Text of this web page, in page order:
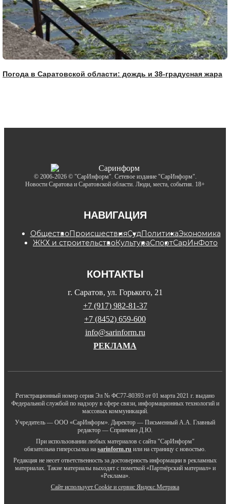
Погода в Саратовской области: дождь и 38-градусная жара
© 2006-2026 © "СарИнформ". Сетевое издание "СарИнформ".
Новости Саратова и Саратовской области. Люди, места, события. 18+
НАВИГАЦИЯ
ОбществоПроисшествияСудПолитикаЭкономика
ЖКХ и строительствоКультураСпортСарИнФото
КОНТАКТЫ
г. Саратов, ул. Горького, 21
+7 (917) 982-81-37
+7 (8452) 659-600
info@sarinform.ru
РЕКЛАМА
Регистрационный номер серия Эл № ФС77-80393 от 01 марта 2021 г. выдано
Федеральной службой по надзору в сфере связи, информационных технологий и
массовых коммуникаций.
Учредитель — ООО «СарИнформ». Директор — Письменный А.А. Главный
редактор — Спринчанэ Д.Ю.
При использовании любых материалов с сайта "СарИнформ"
обязательна гиперссылка на sarinform.ru или на страницу с новостью.
Редакция не несет ответственность за достоверность информации в рекламных
материалах. Такие материалы выходят с пометкой «Партнёрский материал» и
«Реклама».
Сайт использует Cookie и сервиc Яндекс.Метрика